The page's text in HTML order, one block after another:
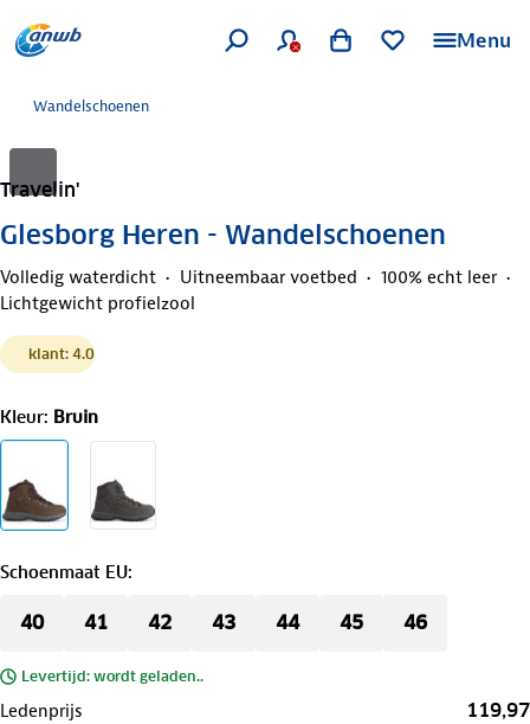
Menu
Wandelschoenen
Travelin'
Glesborg Heren - Wandelschoenen
Volledig waterdicht Uitneembaar voetbed
100% echt leer
Lichtgewicht profielzool
klant: 4.0
Kleur: Bruin
Schoenmaat EU:
40 41 42 43 44 45 46
Levertijd: wordt geladen..
Ledenprijs 119,97